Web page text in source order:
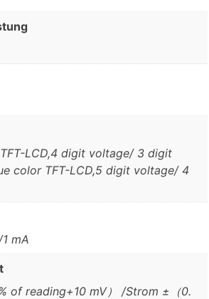
LCD,4 digit voltage/ 3 digit
color TFT-LCD,5 digit voltage/ 4
mA
of reading+10 mV） /Strom ±（0.